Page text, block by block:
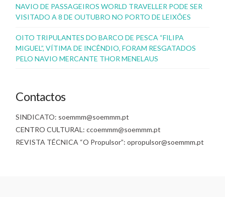
NAVIO DE PASSAGEIROS WORLD TRAVELLER PODE SER
VISITADO A 8 DE OUTUBRO NO PORTO DE LEIXÕES
OITO TRIPULANTES DO BARCO DE PESCA “FILIPA
MIGUEL”, VÍTIMA DE INCÊNDIO, FORAM RESGATADOS
PELO NAVIO MERCANTE THOR MENELAUS
Contactos
SINDICATO: soemmm@soemmm.pt
CENTRO CULTURAL: ccoemmm@soemmm.pt
REVISTA TÉCNICA “O Propulsor”: opropulsor@soemmm.pt